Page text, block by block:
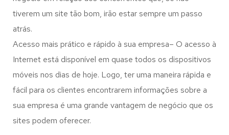
tiverem um site tão bom, irão estar sempre um passo
atrás.
Acesso mais prático e rápido à sua empresa– O acesso à
Internet está disponível em quase todos os dispositivos
móveis nos dias de hoje. Logo, ter uma maneira rápida e
fácil para os clientes encontrarem informações sobre a
sua empresa é uma grande vantagem de negócio que os
sites podem oferecer.